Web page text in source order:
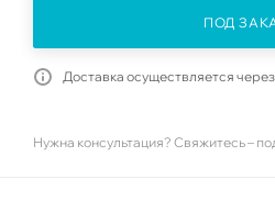
ПОД
Доставка осуществляется
Нужна консультация? Свяжитесь –